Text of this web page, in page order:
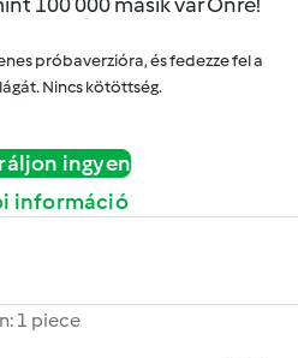
próbaverzióra, és fedezze fel a
Nincs kötöttség.
ingyen
információ
1 piece